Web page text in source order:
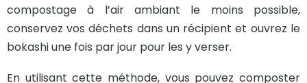
compostage à l’air ambiant le moins possible,
conservez vos déchets dans un récipient et ouvrez le
bokashi une fois par jour pour les y verser.
En utilisant cette méthode, vous pouvez composter